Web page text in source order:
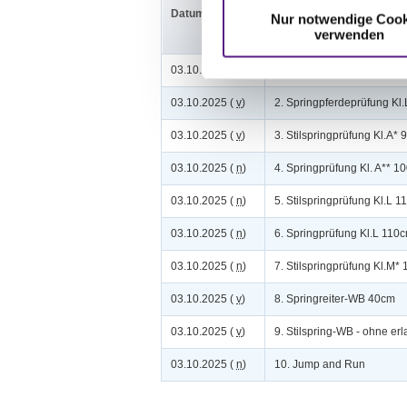
Nur notwendige
verwenden
Datum Prüfung
03.10.2025 (
03.10.2025 ( v) 2. Springpferdeprüfung
03.10.2025 ( v) 3. Stilspringprüfung Kl.A*
03.10.2025 ( n) 4. Springprüfung Kl. A**
03.10.2025 ( n) 5. Stilspringprüfung Kl.L
03.10.2025 ( n) 6. Springprüfung Kl.L
03.10.2025 ( n) 7. Stilspringprüfung Kl.M*
03.10.2025 ( v) 8. Springreiter-WB 40cm
03.10.2025 ( v) 9. Stilspring-WB - ohne
03.10.2025 ( n) 10. Jump and Run